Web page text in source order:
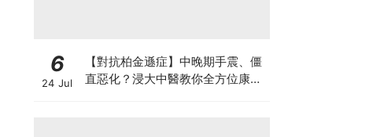
6
24 Jul
【對抗柏金遜症】中晚期手震、僵
直惡化？浸大中醫教你全方位康復